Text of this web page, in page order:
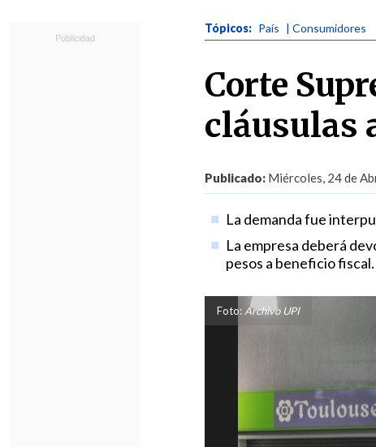
Tópicos: País | Consumidores
Corte
cláusulas
Publicado: Miércoles, 24 de
La demanda fue
La empresa deberá
pesos a beneficio fiscal.
Foto: Archivo UPI